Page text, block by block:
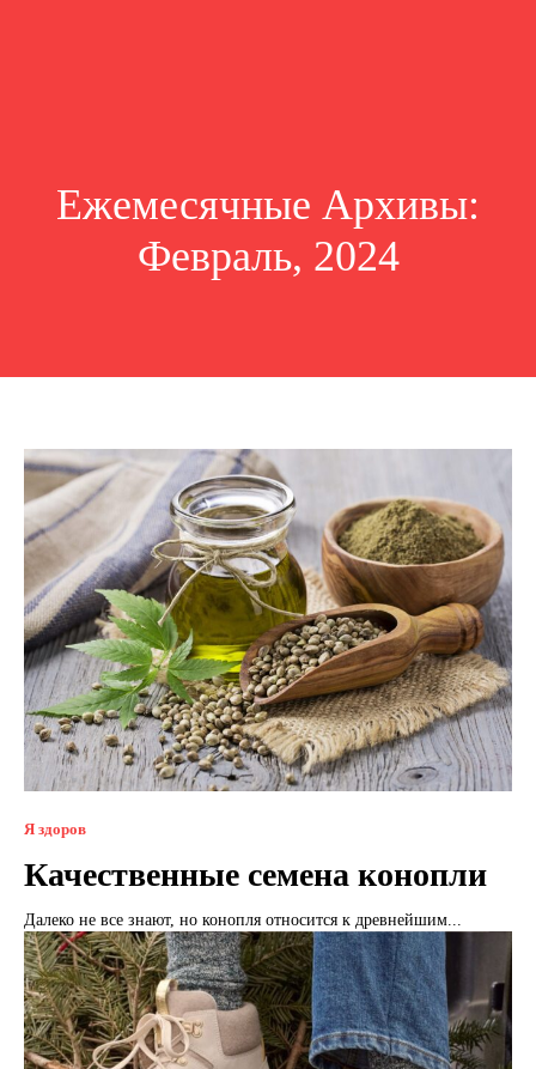
Ежемесячные Архивы:
Февраль, 2024
Я здоров
Качественные семена конопли
Далеко не все знают, но конопля относится к древнейшим...